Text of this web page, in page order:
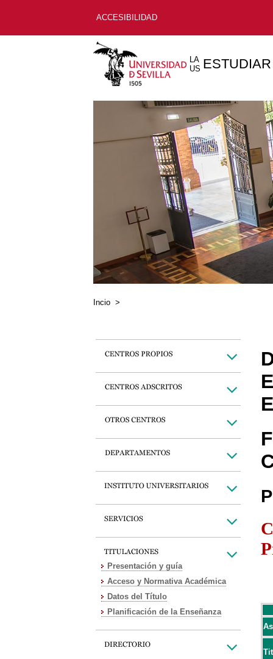
ACCESIBILIDAD
LA
US ESTUDIAR
Incio >
Presentación y guía
Acceso y Normativa Académica
Datos del Título
Planificación de la Enseñanza